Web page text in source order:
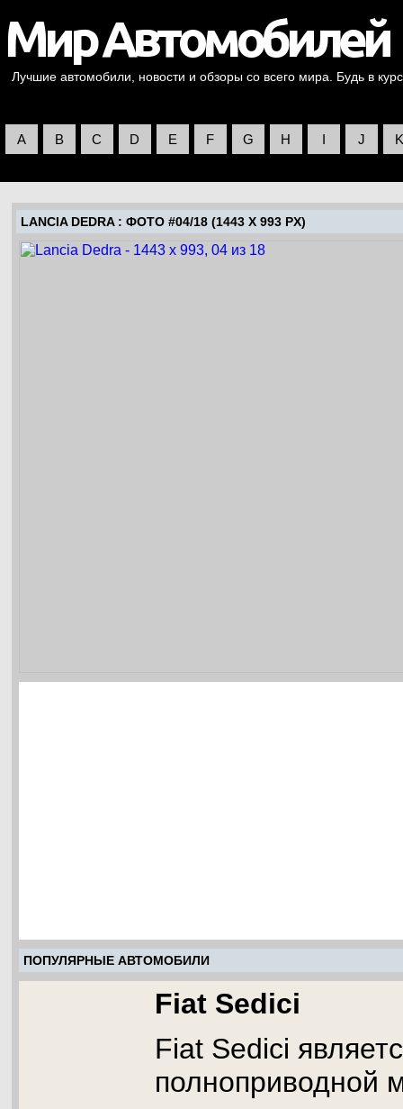
Лучшие автомобили, новости и обзоры со всего мира. Будь в
A B C D E F G H I J K
LANCIA DEDRA: ФОТО #04/18 (1443 X 993 PX)
ПОПУЛЯРНЫЕ АВТОМОБИЛИ
Fiat Sedici
Fiat Sedici
полноприводной